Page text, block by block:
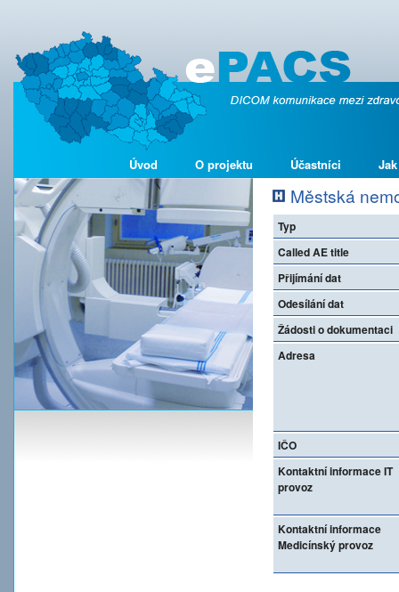
Úvod O projektu Účastníci
Městská
Typ
Called AE title
Přijímání dat
Odesílání dat
Žádosti o dokumentaci
Adresa
IČO
Kontaktní informace IT
provoz
Kontaktní informace
Medicínský provoz